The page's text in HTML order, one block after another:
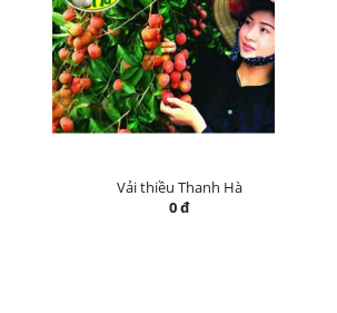
Vải thiều Thanh Hà
0 đ